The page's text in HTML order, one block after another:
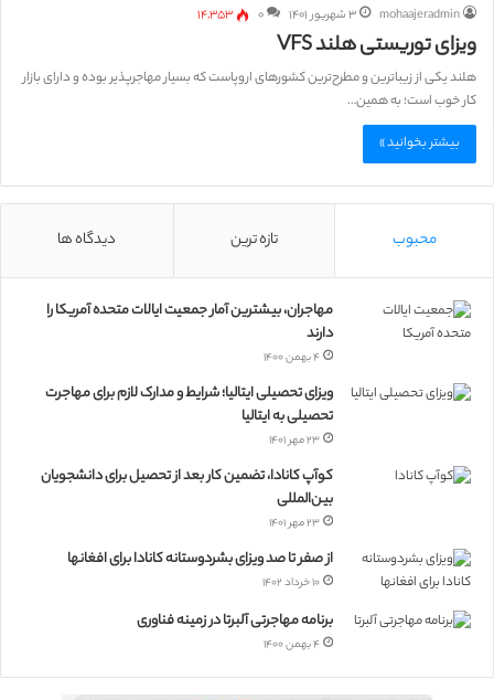
mohaajeradmin ۳ شهریور ۱۴۰۱ ۰ ۱۴,۳۵۳
ویزای توریستی هلند VFS
هلند یکی از زیباترین و مطرح‌ترین کشورهای اروپاست که بسیار مهاجرپذیر بوده و دارای بازار
کار خوب است؛ به همین…
بیشتر بخوانید »
محبوب تازه ترین دیدگاه ها
مهاجران، بیشترین آمار جمعیت ایالات متحده آمریکا را
دارند
۴ بهمن ۱۴۰۰
ویزای تحصیلی ایتالیا؛ شرایط و مدارک لازم برای مهاجرت
تحصیلی به ایتالیا
۲۳ مهر ۱۴۰۱
کوآپ کانادا، تضمین کار بعد از تحصیل برای دانشجویان
بین‌المللی
۲۳ مهر ۱۴۰۱
از صفر تا صد ویزای بشردوستانه کانادا برای افغانها
۱۰ خرداد ۱۴۰۲
برنامه مهاجرتی آلبرتا در زمینه فناوری
۴ بهمن ۱۴۰۰